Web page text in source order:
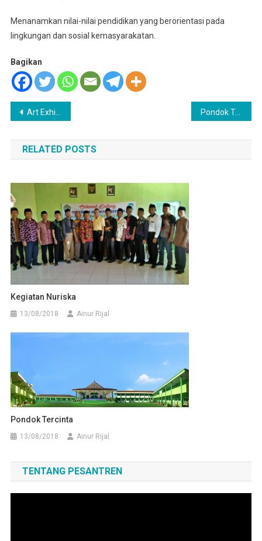
Menanamkan nilai-nilai pendidikan yang berorientasi pada
lingkungan dan sosial kemasyarakatan.
Bagikan
Navigasi
pos
Art Exhibition Going To Start This Week Pondok Tercinta
RELATED POSTS
Kegiatan Nuriska
13/08/2018 Ainur Rijal
Pondok Tercinta
13/08/2018 Ainur Rijal
TENTANG PESANTREN